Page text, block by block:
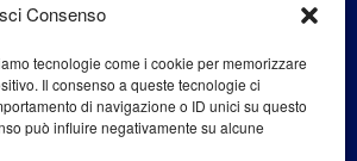
Consenso
tecnologie come i cookie per memorizzare
Il consenso a queste tecnologie ci
di navigazione o ID unici su questo
può influire negativamente su alcune